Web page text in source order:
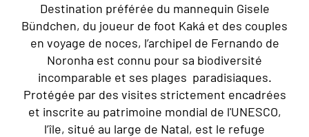
Destination préférée du mannequin Gisele
Bündchen, du joueur de foot Kaká et des couples
en voyage de noces, l’archipel de Fernando de
Noronha est connu pour sa biodiversité
incomparable et ses plages paradisiaques.
Protégée par des visites strictement encadrées
et inscrite au patrimoine mondial de l'UNESCO,
l’île, situé au large de Natal, est le refuge